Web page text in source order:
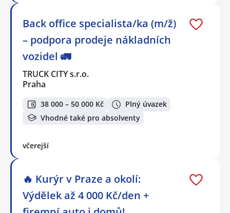
Back office specialista/ka (m/ž)
– podpora prodeje nákladních
vozidel 🚛
TRUCK CITY s.r.o.
Praha
38 000 – 50 000 Kč
Plný úvazek
Vhodné také pro absolventy
včerejší
🔥 Kurýr v Praze a okolí:
Výdělek až 4 000 Kč/den +